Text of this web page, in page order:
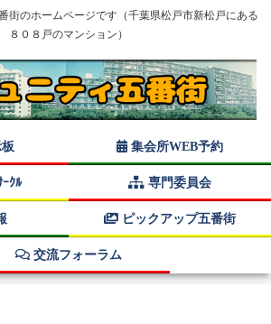
街のホームページです（千葉県松戸市新松戸にある
８０８戸のマンション）
集会所WEB予約
ｰｸﾙ 専門委員会
ピックアップ五番街
交流フォーラム